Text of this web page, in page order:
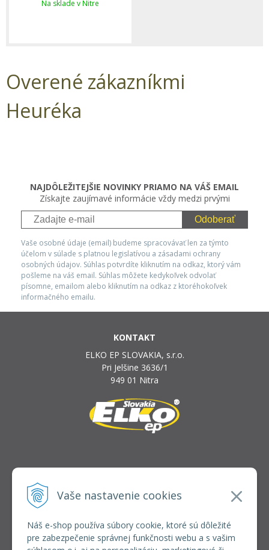
Vaše nastavenie cookies
Náš e-shop používa súbory cookie, ktoré sú dôležité
pre zabezpečenie správnej funkčnosti webu a s vašim
Na sklade v Nitre
Overené zákazníkmi
Heuréka
NAJDÔLEŽITEJŠIE NOVINKY PRIAMO NA VÁŠ EMAIL
Získajte zaujímavé informácie vždy medzi prvými
Odoberať
Vaše osobné údaje (email) budeme spracovávať len za týmto
účelom v súlade s platnou legislatívou a zásadami ochrany
osobných údajov. Súhlas potvrdíte kliknutím na odkaz, ktorý vám
pošleme na váš email. Súhlas môžete kedykoľvek odvolať
písomne, emailom alebo kliknutím na odkaz z ktoréhokoľvek
informačného emailu.
KONTAKT
ELKO EP SLOVAKIA, s.r.o.
Pri Jelšine 3636/1
949 01 Nitra
INFOLINKA
+421 37 6586 731
VŠETKO O NÁKUPE